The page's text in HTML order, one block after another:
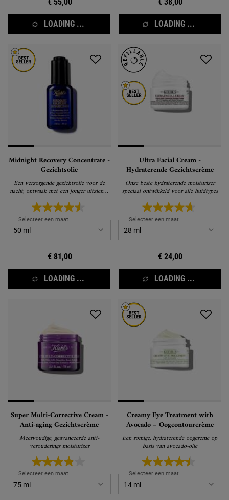
LOADING ... LOADING ...
Midnight Recovery Concentrate -
Gezichtsolie
Een verzorgende gezichtsolie voor de
nacht, ontwaak met een jonger uitziende
huid
Selecteer een maat
€ 81,00
LOADING ...
Ultra Facial Cream -
Hydraterende Gezichtscrème
Onze beste hydraterende moisturizer
speciaal ontwikkeld voor alle huidtypes
Selecteer een maat
€ 24,00
LOADING ...
Super Multi-Corrective Cream -
Anti-aging Gezichtscrème
Meervoudige, geavanceerde anti-
verouderings moisturizer
Selecteer een maat
Creamy Eye Treatment with
Avocado – Oogcontourcrème
Een romige, hydraterende oogcreme op
basis van avocado-olie
Selecteer een maat